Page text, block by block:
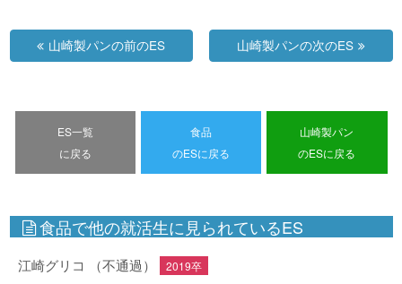
山崎製パンの前のES 山崎製パンの次のES
ES一覧
に戻る
食品
のESに戻る
山崎製パン
のESに戻る
食品で他の就活生に見られているES
江崎グリコ （不通過） 2019卒